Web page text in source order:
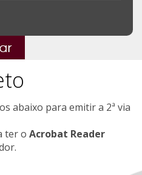
abaixo para emitir a 2ª via
ter o Acrobat Reader